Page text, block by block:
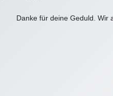
Danke für deine Geduld. Wir